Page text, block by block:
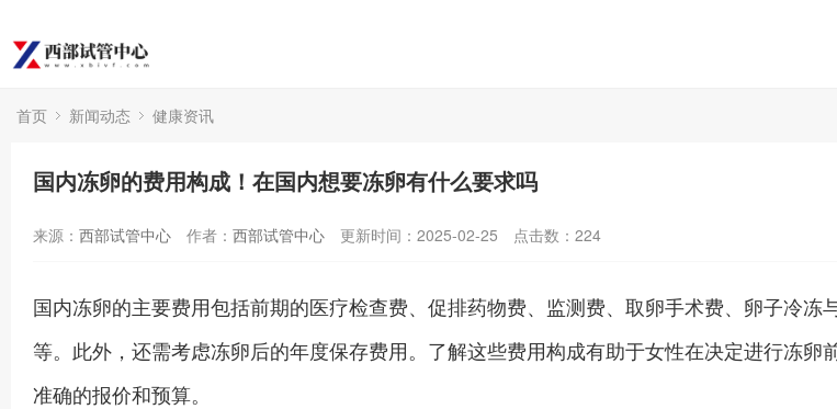
首页 新闻动态 健康资讯
国内冻卵的费用构成！在国内想要冻卵有什么要求吗
来源： 西部试管中心 作者： 西部试管中心 更新时间：2025-02-25 点击数： 224
国内冻卵的主要费用包括前期的医疗检查费、促排药物费、监测费、取卵手术费、卵子冷
等。此外，还需考虑冻卵后的年度保存费用。了解这些费用构成有助于女性在决定进行冻
准确的报价和预算。